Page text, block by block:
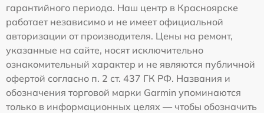
гарантийного периода. Наш центр в Красноярске
работает независимо и не имеет официальной
авторизации от производителя. Цены на ремонт,
указанные на сайте, носят исключительно
ознакомительный характер и не являются публичной
офертой согласно п. 2 ст. 437 ГК РФ. Названия и
обозначения торговой марки Garmin упоминаются
только в информационных целях — чтобы обозначить